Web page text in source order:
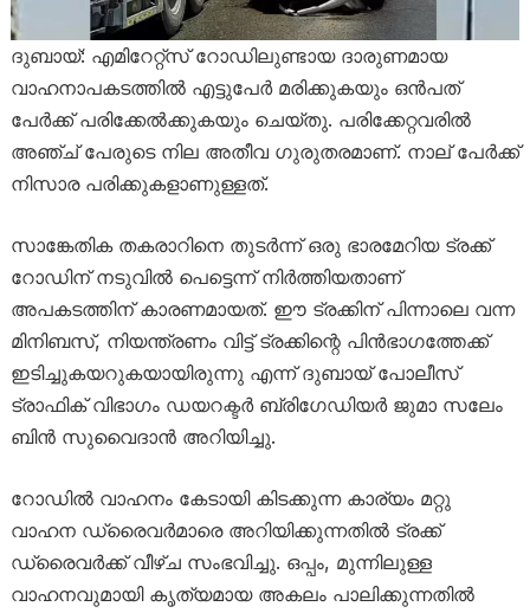
ദുബായ്: എമിറേറ്റ്സ് റോഡിലുണ്ടായ ദാരുണമായ
വാഹനാപകടത്തിൽ എട്ടുപേർ മരിക്കുകയും ഒൻപത്
പേർക്ക് പരിക്കേൽക്കുകയും ചെയ്തു. പരിക്കേറ്റവരിൽ
അഞ്ച് പേരുടെ നില അതീവ ഗുരുതരമാണ്. നാല് പേർക്ക്
നിസാര പരിക്കുകളാണുള്ളത്.
സാങ്കേതിക തകരാറിനെ തുടർന്ന് ഒരു ഭാരമേറിയ ട്രക്ക്
റോഡിന് നടുവിൽ പെട്ടെന്ന് നിർത്തിയതാണ്
അപകടത്തിന് കാരണമായത്. ഈ ട്രക്കിന് പിന്നാലെ വന്ന
മിനിബസ്, നിയന്ത്രണം വിട്ട് ട്രക്കിന്റെ പിൻഭാഗത്തേക്ക്
ഇടിച്ചുകയറുകയായിരുന്നു എന്ന് ദുബായ് പോലീസ്
ട്രാഫിക് വിഭാഗം ഡയറക്ടർ ബ്രിഗേഡിയർ ജുമാ സലേം
ബിൻ സുവൈദാൻ അറിയിച്ചു.
റോഡിൽ വാഹനം കേടായി കിടക്കുന്ന കാര്യം മറ്റു
വാഹന ഡ്രൈവർമാരെ അറിയിക്കുന്നതിൽ ട്രക്ക്
ഡ്രൈവർക്ക് വീഴ്ച സംഭവിച്ചു. ഒപ്പം, മുന്നിലുള്ള
വാഹനവുമായി കൃത്യമായ അകലം പാലിക്കുന്നതിൽ